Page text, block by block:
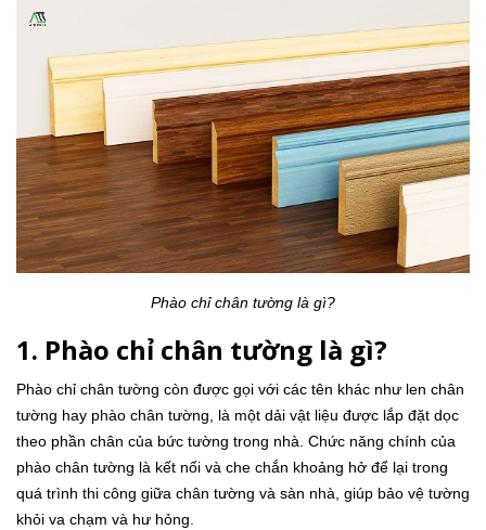
Phào chỉ chân tường là gì?
1. Phào chỉ chân tường là gì?
Phào chỉ chân tường còn được gọi với các tên khác như len chân
tường hay phào chân tường, là một dải vật liệu được lắp đặt dọc
theo phần chân của bức tường trong nhà. Chức năng chính của
phào chân tường là kết nối và che chắn khoảng hở để lại trong
quá trình thi công giữa chân tường và sàn nhà, giúp bảo vệ tường
khỏi va chạm và hư hỏng.